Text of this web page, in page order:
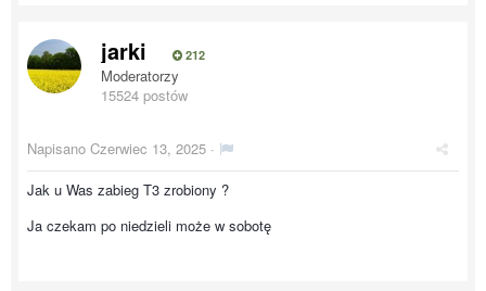
jarki 212
Moderatorzy
15524 postów
Napisano Czerwiec 13, 2025 ·
Jak u Was zabieg T3 zrobiony ?
Ja czekam po niedzieli może w sobotę